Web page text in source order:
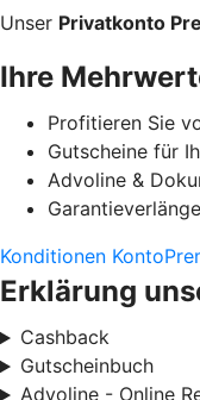
Unser Privatkonto
Ihre
Profitieren Sie
Gutscheine für
Advoline &
Konditionen
Erklärung
Cashback
Gutscheinbuch
Advoline - Online